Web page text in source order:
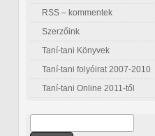
RSS – kommentek
Szerzőink
Taní-tani Könyvek
Taní-tani folyóirat 2007-2010
Taní-tani Online 2011-től